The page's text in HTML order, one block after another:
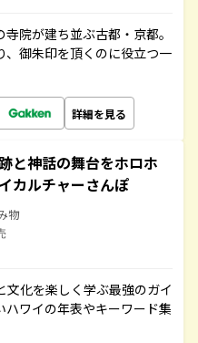
院が建ち並ぶ古都・京都。
御朱印を頂くのに役立つ一
詳細を見る
と神話の舞台をホロホ
カルチャーさんぽ
物
文化を楽しく学ぶ最強のガイ
ハワイの年表やキーワード集